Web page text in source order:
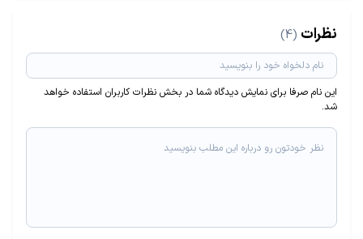
نظرات (4)
این نام صرفا برای نمایش دیدگاه شما در بخش نظرات کاربران استفاده خواهد
شد.